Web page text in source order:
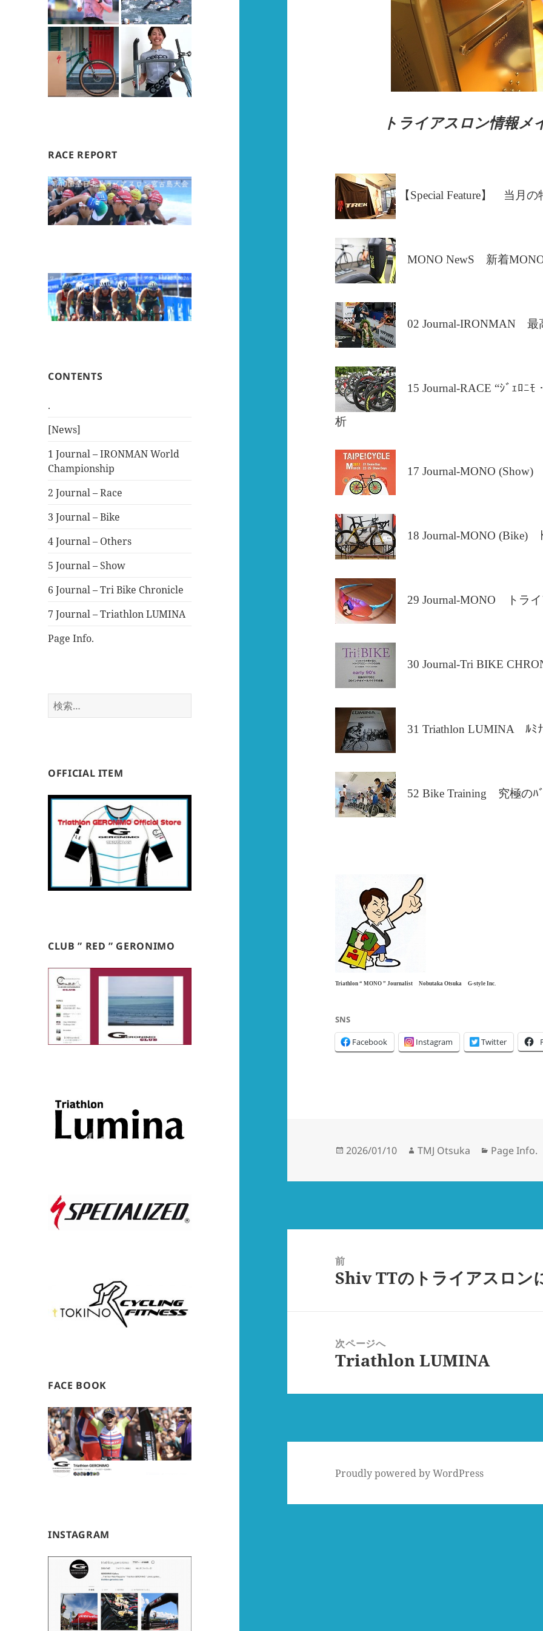
RACE REPORT
CONTENTS
.
[News]
1 Journal – IRONMAN World
Championship
2 Journal – Race
3 Journal – Bike
4 Journal – Others
5 Journal – Show
6 Journal – Tri Bike Chronicle
7 Journal – Triathlon LUMINA
Page Info.
検
索:
OFFICIAL ITEM
CLUB ” RED ” GERONIMO
FACE BOOK
INSTAGRAM
トライアスロン情報メ
【Special Feature】 当 月の
MONO NewS 新着
02 Journal-IRONMAN 最
15 Journal-RACE “ｼﾞｪﾛﾆ
析
17 Journal-MONO
18 Journal-MONO (Bike)
29 Journal-MONO トラ
30 Journal-Tri BIKE
31 Triathlon LUMINA ﾙﾐ
52 Bike Training 究極のﾊ
Triathlon “ MONO ” Journalist Nobutaka Otsuka G-style Inc.
SNS
Facebook Instagram Twitter
投
日:
2026/01/10
作
者
TMJ Otsuka
カ
ゴ
Page Info.
前
前
Shiv TTのトライアスロン
次ページへ
次
投
Triathlon LUMINA
Proudly powered by WordPress